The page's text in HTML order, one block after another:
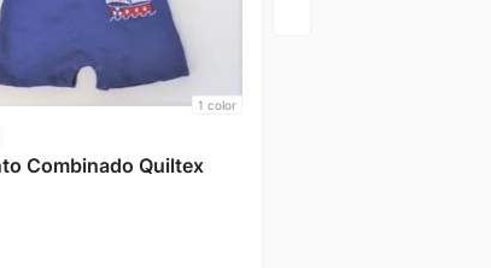
1 color
Conjunto Combinado Quiltex